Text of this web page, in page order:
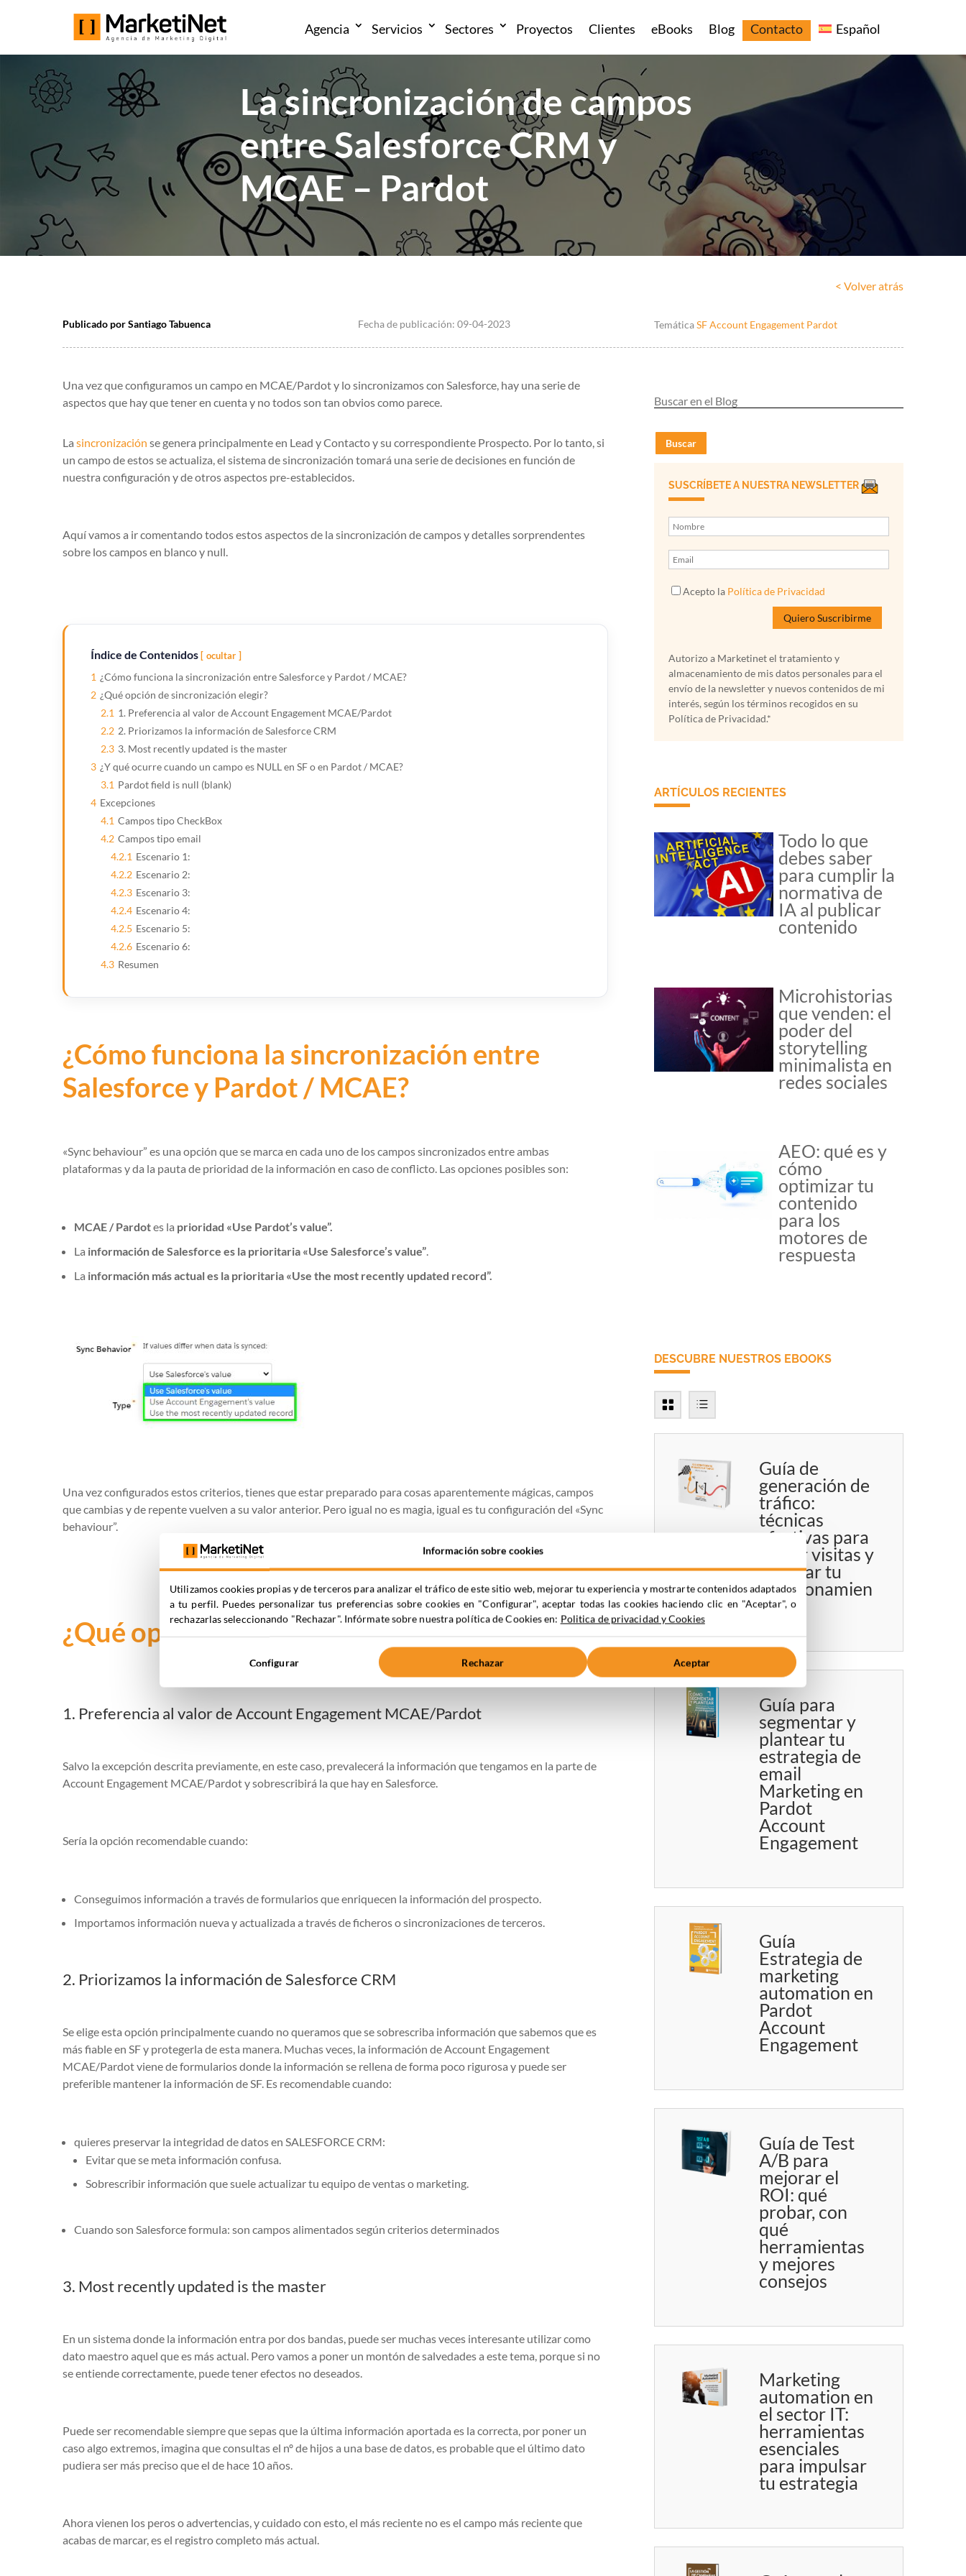
Agencia Servicios Sectores Proyectos Clientes eBooks Blog Contacto Español
La sincronización de campos
entre Salesforce CRM y
MCAE – Pardot
< Volver atrás
Publicado porSantiago Tabuenca Fecha de publicación:09-04-2023 TemáticaSF Account Engagement Pardot
Una vez que configuramos un campo en MCAE/Pardot y lo sincronizamos con Salesforce, hay una serie de
aspectos que hay que tener en cuenta y no todos son tan obvios como parece.
La sincronización se genera principalmente en Lead y Contacto y su correspondiente Prospecto. Por lo tanto, si
un campo de estos se actualiza, el sistema de sincronización tomará una serie de decisiones en función de
nuestra configuración y de otros aspectos pre-establecidos.
Aquí vamos a ir comentando todos estos aspectos de la sincronización de campos y detalles sorprendentes
sobre los campos en blanco y null.
Índice de Contenidos ocultar
1 ¿Cómo funciona la sincronización entre Salesforce y Pardot / MCAE?
2 ¿Qué opción de sincronización elegir?
2.1 1. Preferencia al valor de Account Engagement MCAE/Pardot
2.2 2. Priorizamos la información de Salesforce CRM
2.3 3. Most recently updated is the master
3 ¿Y qué ocurre cuando un campo es NULL en SF o en Pardot / MCAE?
3.1 Pardot field is null (blank)
4 Excepciones
4.1 Campos tipo CheckBox
4.2 Campos tipo email
4.2.1 Escenario 1:
4.2.2 Escenario 2:
4.2.3 Escenario 3:
4.2.4 Escenario 4:
4.2.5 Escenario 5:
4.2.6 Escenario 6:
4.3 Resumen
¿Cómo funciona la sincronización entre
Salesforce y Pardot / MCAE?
«Sync behaviour” es una opción que se marca en cada uno de los campos sincronizados entre ambas
plataformas y da la pauta de prioridad de la información en caso de conflicto. Las opciones posibles son:
MCAE / Pardotes la prioridad «Use Pardot’s value”.
La información de Salesforce es la prioritaria «Use Salesforce’s value”.
La información más actual es la prioritaria «Use the most recently updated record”.
Una vez configurados estos criterios, tienes que estar preparado para cosas aparentemente mágicas, campos
que cambias y de repente vuelven a su valor anterior. Pero igual no es magia, igual es tu configuración del «Sync
behaviour”.
¿Qué opción de sincronización elegir?
1. Preferencia al valor de Account Engagement MCAE/Pardot
Salvo la excepción descrita previamente, en este caso, prevalecerá la información que tengamos en la parte de
Account Engagement MCAE/Pardot y sobrescribirá la que hay en Salesforce.
Sería la opción recomendable cuando:
Conseguimos información a través de formularios que enriquecen la información del prospecto.
Importamos información nueva y actualizada a través de ficheros o sincronizaciones de terceros.
2. Priorizamos la información de Salesforce CRM
Se elige esta opción principalmente cuando no queramos que se sobrescriba información que sabemos que es
más fiable en SF y protegerla de esta manera. Muchas veces, la información de Account Engagement
MCAE/Pardot viene de formularios donde la información se rellena de forma poco rigurosa y puede ser
preferible mantener la información de SF. Es recomendable cuando:
quieres preservar la integridad de datos en SALESFORCE CRM:
Evitar que se meta información confusa.
Sobrescribir información que suele actualizar tu equipo de ventas o marketing.
Cuando son Salesforce formula: son campos alimentados según criterios determinados
3. Most recently updated is the master
En un sistema donde la información entra por dos bandas, puede ser muchas veces interesante utilizar como
dato maestro aquel que es más actual. Pero vamos a poner un montón de salvedades a este tema, porque si no
se entiende correctamente, puede tener efectos no deseados.
Puede ser recomendable siempre que sepas que la última información aportada es la correcta, por poner un
caso algo extremos, imagina que consultas el nº de hijos a una base de datos, es probable que el último dato
pudiera ser más preciso que el de hace 10 años.
Ahora vienen los peros o advertencias, y cuidado con esto, el más reciente no es el campo más reciente que
acabas de marcar, es el registro completo más actual.
Buscar
SUSCRÍBETE A NUESTRA NEWSLETTER
Acepto la Política de Privacidad
Autorizo a Marketinet el tratamiento y
almacenamiento de mis datos personales para el
envío de la newsletter y nuevos contenidos de mi
interés, según los términos recogidos en su
Política de Privacidad.*
ARTÍCULOS RECIENTES
Todo lo que
debes saber
para cumplir la
normativa de
IA al publicar
contenido
Microhistorias
que venden: el
poder del
storytelling
minimalista en
redes sociales
AEO: qué es y
cómo
optimizar tu
contenido
para los
motores de
respuesta
DESCUBRE NUESTROS EBOOKS
Guía de
generación de
tráfico:
técnicas
efectivas para
atraer visitas y
mejorar tu
posicionamien
to
Guía para
segmentar y
plantear tu
estrategia de
email
Marketing en
Pardot
Account
Engagement
Guía
Estrategia de
marketing
automation en
Pardot
Account
Engagement
Guía de Test
A/B para
mejorar el
ROI: qué
probar, con
qué
herramientas
y mejores
consejos
Marketing
automation en
el sector IT:
herramientas
esenciales
para impulsar
tu estrategia
Información sobre cookies
Utilizamos cookies propias y de terceros para analizar el tráfico de este sitio web, mejorar tu experiencia y mostrarte contenidos adaptados
a tu perfil. Puedes personalizar tus preferencias sobre cookies en "Configurar", aceptar todas las cookies haciendo clic en "Aceptar", o
rechazarlas seleccionando "Rechazar". Infórmate sobre nuestra política de Cookies en: Politica de privacidad y Cookies
Configurar Rechazar Aceptar